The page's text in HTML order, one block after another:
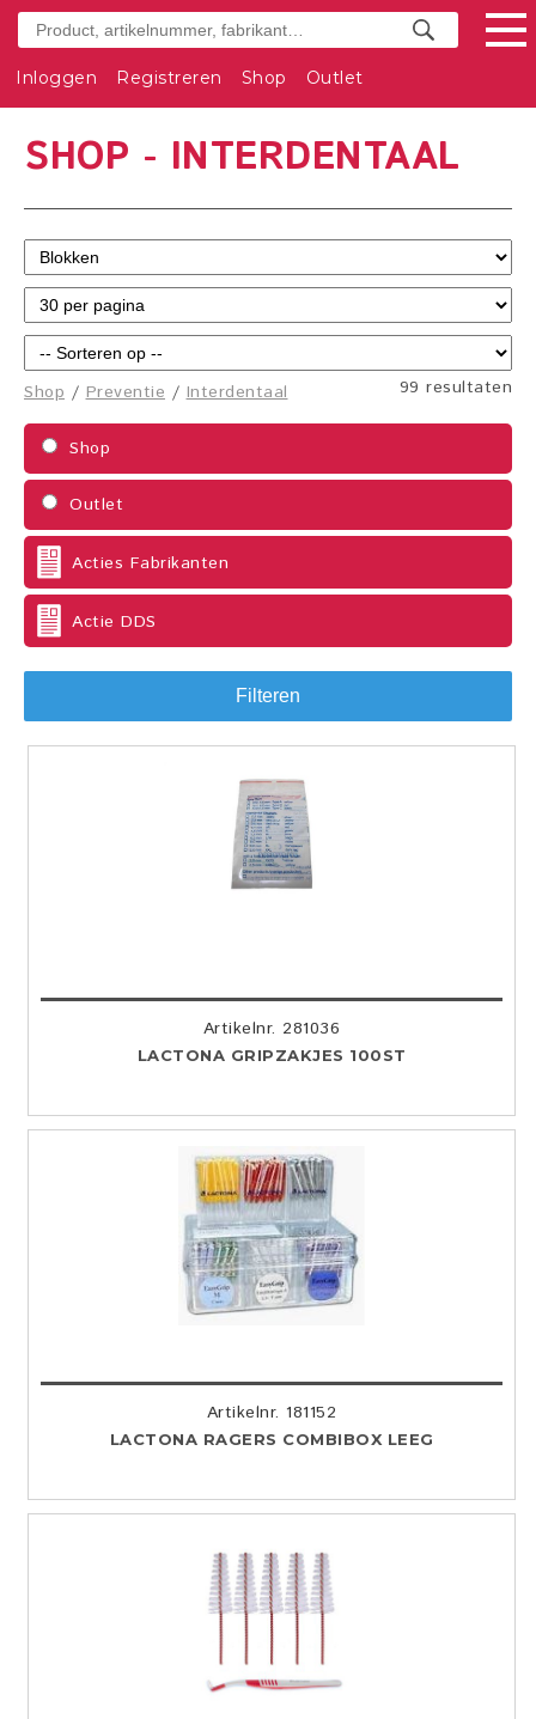
Inloggen Registreren Shop Outlet
SHOP - INTERDENTAAL
99 resultaten
Shop /Preventie /Interdentaal
Shop
Outlet
Acties Fabrikanten
Actie DDS
Filteren
Artikelnr. 281036
LACTONA GRIPZAKJES 100ST
Artikelnr. 181152
LACTONA RAGERS COMBIBOX LEEG